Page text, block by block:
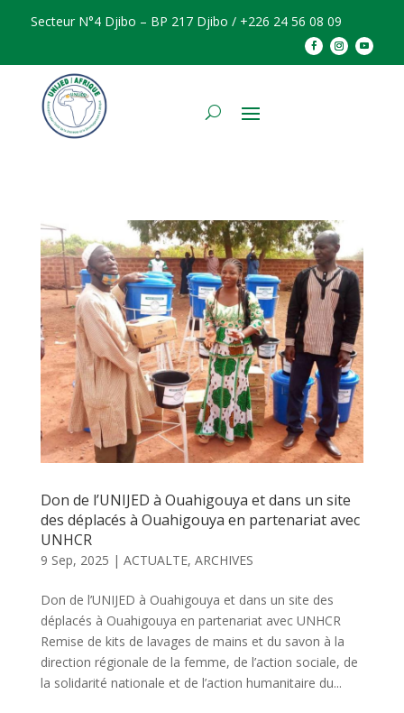
Secteur N°4 Djibo – BP 217 Djibo / +226 24 56 08 09
Don de l’UNIJED à Ouahigouya et dans un site
des déplacés à Ouahigouya en partenariat avec
UNHCR
9 Sep, 2025 | ACTUALTE, ARCHIVES
Don de l’UNIJED à Ouahigouya et dans un site des
déplacés à Ouahigouya en partenariat avec UNHCR
Remise de kits de lavages de mains et du savon à la
direction régionale de la femme, de l’action sociale, de
la solidarité nationale et de l’action humanitaire du...